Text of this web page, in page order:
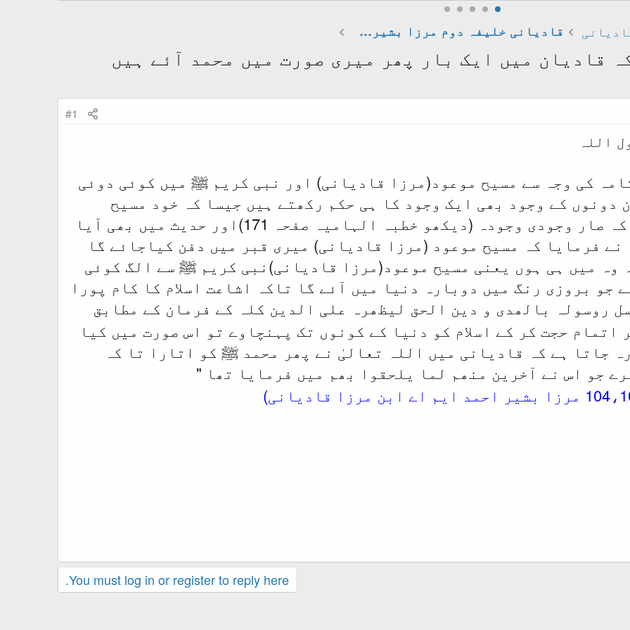
قادیانی خلیفہ دوم مرزا بشیرالدین محمود احمد
قادیان میں ایک بار پھر میری صورت میں محمد آئے ہیں
#1
اللہ
کی وجہ سے مسیح موعود(مرزا قادیانی) اور نبی کریم ﷺ میں کوئی دوئی
دونوں کے وجود بھی ایک وجود کا ہی حکم رکھتے ہیں جیسا کہ خود مسیح
موعود نے فرمایا ہے کہ صار وجودی وجودہ (دیکھو خطبہ الہامیہ صفحہ 171)اور حدیث میں بھی آیا
نے فرمایا کہ مسیح موعود (مرزا قادیانی) میری قبر میں دفن کیاجائے گا
وہ میں ہی ہوں یعنی مسیح موعود(مرزا قادیانی)نبی کریم ﷺ سے الگ کوئی
جو بروزی رنگ میں دوبارہ دنیا میں آئے گا تاکہ اشاعت اسلام کا کام پورا
روسولہ بالھدی و دین الحق لیظھرہ علی الدین کلہ کے فرمان کے مطابق
اتمام حجت کر کے اسلام کو دنیا کے کونوں تک پہنچاوے تو اس صورت میں کیا
جاتا ہے کہ قادیانی میں اللہ تعالیٰ نے پھر محمد ﷺ کو اتارا تا کہ
جو اس نے آخرین منھم لما یلحقوا بھم میں فرمایا تھا "
You must log in or register to reply here.